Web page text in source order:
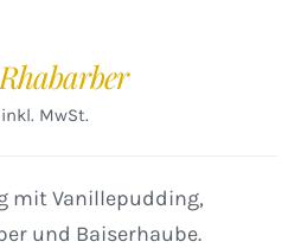
inkl. MwSt.
mit Vanillepudding,
und Baiserhaube.